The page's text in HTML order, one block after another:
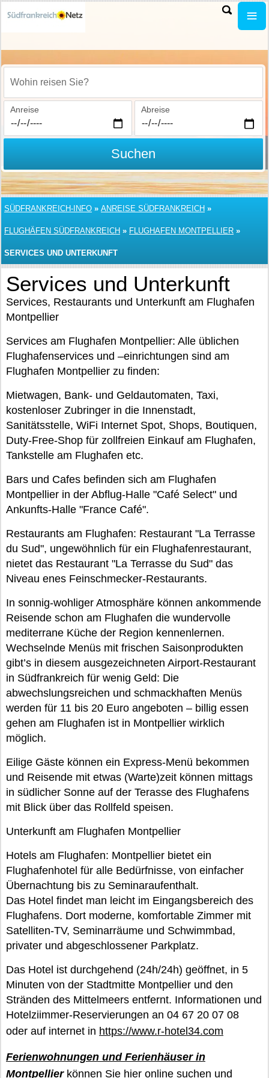
Wohin reisen Sie?
Anreise Abreise
Suchen
SÜDFRANKREICH-INFO » ANREISE SÜDFRANKREICH »
FLUGHÄFEN SÜDFRANKREICH » FLUGHAFEN MONTPELLIER »
SERVICES UND UNTERKUNFT
Services und Unterkunft
Services, Restaurants und Unterkunft am Flughafen
Montpellier
Services am Flughafen Montpellier: Alle üblichen
Flughafenservices und –einrichtungen sind am
Flughafen Montpellier zu finden:
Mietwagen, Bank- und Geldautomaten, Taxi,
kostenloser Zubringer in die Innenstadt,
Sanitätsstelle, WiFi Internet Spot, Shops, Boutiquen,
Duty-Free-Shop für zollfreien Einkauf am Flughafen,
Tankstelle am Flughafen etc.
Bars und Cafes befinden sich am Flughafen
Montpellier in der Abflug-Halle "Café Select" und
Ankunfts-Halle "France Café".
Restaurants am Flughafen: Restaurant "La Terrasse
du Sud", ungewöhnlich für ein Flughafenrestaurant,
nietet das Restaurant "La Terrasse du Sud" das
Niveau enes Feinschmecker-Restaurants.
In sonnig-wohliger Atmosphäre können ankommende
Reisende schon am Flughafen die wundervolle
mediterrane Küche der Region kennenlernen.
Wechselnde Menüs mit frischen Saisonprodukten
gibt’s in diesem ausgezeichneten Airport-Restaurant
in Südfrankreich für wenig Geld: Die
abwechslungsreichen und schmackhaften Menüs
werden für 11 bis 20 Euro angeboten – billig essen
gehen am Flughafen ist in Montpellier wirklich
möglich.
Eilige Gäste können ein Express-Menü bekommen
und Reisende mit etwas (Warte)zeit können mittags
in südlicher Sonne auf der Terasse des Flughafens
mit Blick über das Rollfeld speisen.
Unterkunft am Flughafen Montpellier
Hotels am Flughafen: Montpellier bietet ein
Flughafenhotel für alle Bedürfnisse, von einfacher
Übernachtung bis zu Seminaraufenthalt.
Das Hotel findet man leicht im Eingangsbereich des
Flughafens. Dort moderne, komfortable Zimmer mit
Satelliten-TV, Seminarräume und Schwimmbad,
privater und abgeschlossener Parkplatz.
Das Hotel ist durchgehend (24h/24h) geöffnet, in 5
Minuten von der Stadtmitte Montpellier und den
Stränden des Mittelmeers entfernt. Informationen und
Hotelziimmer-Reservierungen an 04 67 20 07 08
oder auf internet in https://www.r-hotel34.com
Ferienwohnungen und Ferienhäuser in
Montpellierkönnen Sie hier online suchen und